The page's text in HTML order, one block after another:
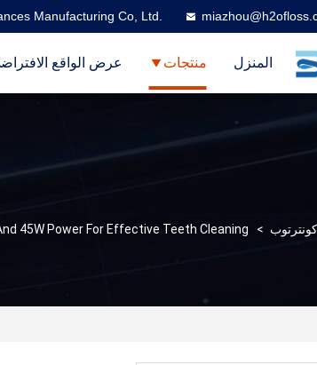
Manufacturing Co, Ltd.
المنزل منتجات عرض الواقع
>
45W Power For Effective Teeth Cleaning